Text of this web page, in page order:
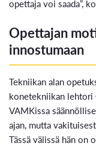
opettaja voi saada”,
Opettajan
innostumaan
Tekniikan alan
konetekniikan lehtori
VAMKissa
ajan, mutta
Tässä välissä hän on